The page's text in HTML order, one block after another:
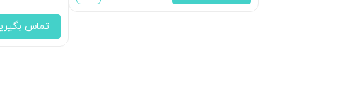
تماس